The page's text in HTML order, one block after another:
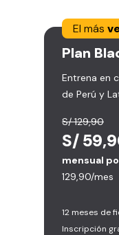
El más
Plan
Entrena en
de Perú y
S/ 129,90
S/
mensual
129,90/mes
12 meses de
Inscripción